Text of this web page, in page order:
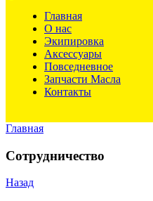
Главная
О нас
Экипировка
Аксессуары
Повседневное
Запчасти Масла
Контакты
Главная
Сотрудничество
Назад